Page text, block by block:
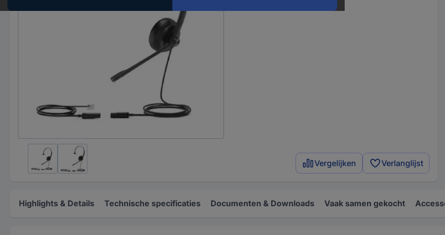
Vergelijken Verlanglijst
Highlights & Details Technische specificaties Documenten & Downloads Vaak samen gekocht